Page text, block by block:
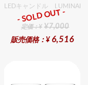
ギフトボックス入り
ルミナラ） アイボリー
LEDキャンドル
ギフト
定価：¥ ¥7,000
販売価格：¥ 6,516
- SOLD OUT -